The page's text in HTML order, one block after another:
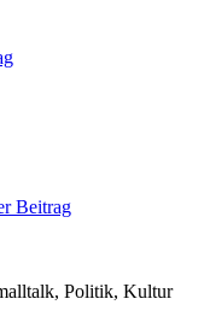
Politik, Kultur